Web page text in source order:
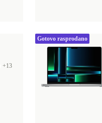
+13
Gotovo rasprodano